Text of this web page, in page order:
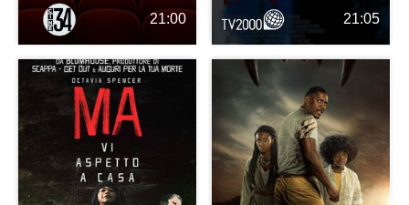
21:00 21:05